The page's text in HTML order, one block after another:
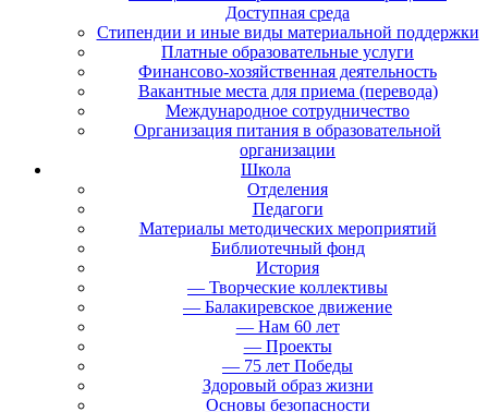
Доступная среда
Стипендии и иные виды материальной поддержки
Платные образовательные услуги
Финансово-хозяйственная деятельность
Вакантные места для приема (перевода)
Международное сотрудничество
Организация питания в образовательной
организации
Школа
Отделения
Педагоги
Материалы методических мероприятий
Библиотечный фонд
История
— Творческие коллективы
— Балакиревское движение
— Нам 60 лет
— Проекты
— 75 лет Победы
Здоровый образ жизни
Основы безопасности